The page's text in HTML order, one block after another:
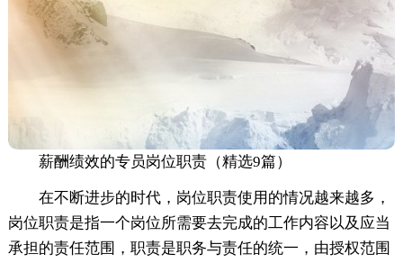
薪酬绩效的专员岗位职责（精选9篇）
在不断进步的时代，岗位职责使用的情况越来越多，
岗位职责是指一个岗位所需要去完成的工作内容以及应当
承担的责任范围，职责是职务与责任的统一，由授权范围